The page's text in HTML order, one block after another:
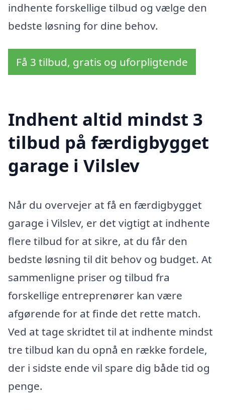
indhente forskellige tilbud og vælge den
bedste løsning for dine behov.
Få 3 tilbud, gratis og uforpligtende
Indhent altid mindst 3
tilbud på færdigbygget
garage i Vilslev
Når du overvejer at få en færdigbygget
garage i Vilslev, er det vigtigt at indhente
flere tilbud for at sikre, at du får den
bedste løsning til dit behov og budget. At
sammenligne priser og tilbud fra
forskellige entreprenører kan være
afgørende for at finde det rette match.
Ved at tage skridtet til at indhente mindst
tre tilbud kan du opnå en række fordele,
der i sidste ende vil spare dig både tid og
penge.